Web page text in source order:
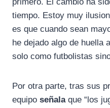
primero. El cambio ha
tiempo. Estoy muy
es que cuando sean
he dejado algo de huella
solo como futbolistas
Por otra parte, tras sus
equipo señalaque “l os